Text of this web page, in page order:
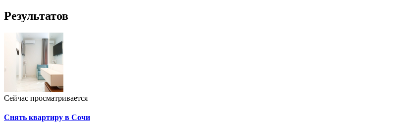
Результатов
Сейчас просматривается
Снять квартиру в Сочи